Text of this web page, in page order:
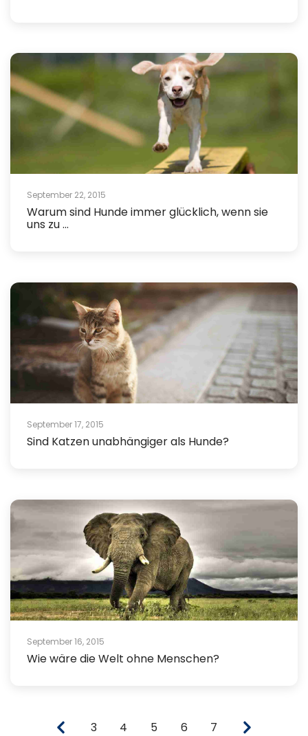
September 22, 2015
Warum sind Hunde immer glücklich, wenn sie
uns zu ...
September 17, 2015
Sind Katzen unabhängiger als Hunde?
September 16, 2015
Wie wäre die Welt ohne Menschen?
3 4 5 6 7